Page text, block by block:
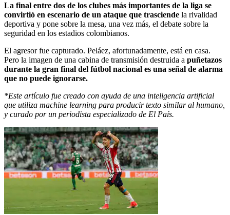
La final entre dos de los clubes más importantes de la liga se
convirtió en escenario de un ataque que trasciende la rivalidad
deportiva y pone sobre la mesa, una vez más, el debate sobre la
seguridad en los estadios colombianos.
El agresor fue capturado. Peláez, afortunadamente, está en casa.
Pero la imagen de una cabina de transmisión destruida a puñetazos
durante la gran final del fútbol nacional es una señal de alarma
que no puede ignorarse.
*Este artículo fue creado con ayuda de una inteligencia artificial
que utiliza machine learning para producir texto similar al humano,
y curado por un periodista especializado de El País.